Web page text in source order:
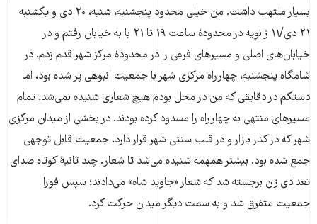
بسیار ملتهب داشت. من خیلی محدود پنجشنبه، شنبه، ۲۰ دی و یکشنبه
۲۱ دی/۱۱ ژانویه در محدودۀ ساعت ۱۹ تا ۲۱ با به خیابان رفتم و در
خیابان‌های اصلی و مسیرهای فرعی را در محدودۀ مرکز شهر قدم زدم. در
شامگاه پنجشنبه، چهارراه مرکزی شهر با جمعیت انبوهی پر شده بود، اما
دستکم در دقایقی که من در محل بودم هیچ شعاری شنیده نمی‌شد. تمام
مسیرهای منتهی به چهارراه را مسدود کرده بودند. در بخشی از میدان مرکزی
شهر که در کنار بازار و در قلب سنتی شهر قرار دارد، جمعیت قابل توجهی
جمع شده بود. بیشتر همهمه شنیده می‌شد تا شعار. چند ثانیۀ کوتاه صدای
تعدادی زن برجسته شد که شعار «جاوید شاه» می‌دادند؛ سپس فورا
جمعیت متفرق شد و به سمت دیگر میدان حرکت کرد.